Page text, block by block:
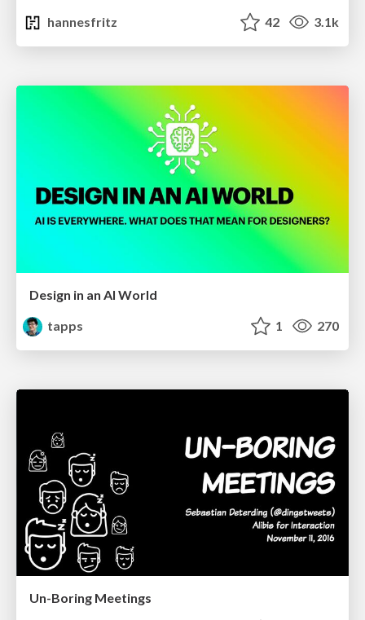
hannesfritz
42 3.1k
Design in an AI World
tapps
1 270
Un-Boring Meetings